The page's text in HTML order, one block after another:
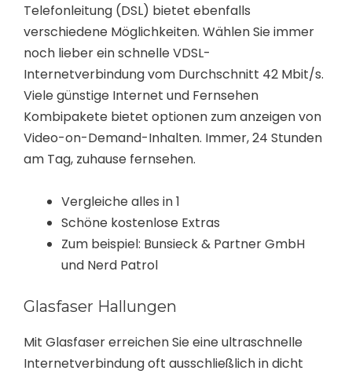
Telefonleitung (DSL) bietet ebenfalls
verschiedene Möglichkeiten. Wählen Sie immer
noch lieber ein schnelle VDSL-
Internetverbindung vom Durchschnitt 42 Mbit/s.
Viele günstige Internet und Fernsehen
Kombipakete bietet optionen zum anzeigen von
Video-on-Demand-Inhalten. Immer, 24 Stunden
am Tag, zuhause fernsehen.
Vergleiche alles in 1
Schöne kostenlose Extras
Zum beispiel: Bunsieck & Partner GmbH
und Nerd Patrol
Glasfaser Hallungen
Mit Glasfaser erreichen Sie eine ultraschnelle
Internetverbindung oft ausschließlich in dicht